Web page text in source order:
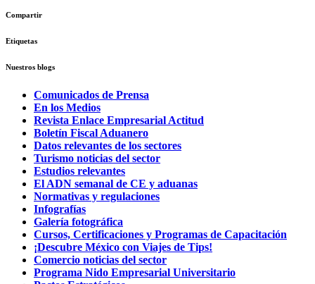
Compartir
Etiquetas
Nuestros blogs
Comunicados de Prensa
En los Medios
Revista Enlace Empresarial Actitud
Boletín Fiscal Aduanero
Datos relevantes de los sectores
Turismo noticias del sector
Estudios relevantes
El ADN semanal de CE y aduanas
Normativas y regulaciones
Infografías
Galería fotográfica
Cursos, Certificaciones y Programas de Capacitación
¡Descubre México con Viajes de Tips!
Comercio noticias del sector
Programa Nido Empresarial Universitario